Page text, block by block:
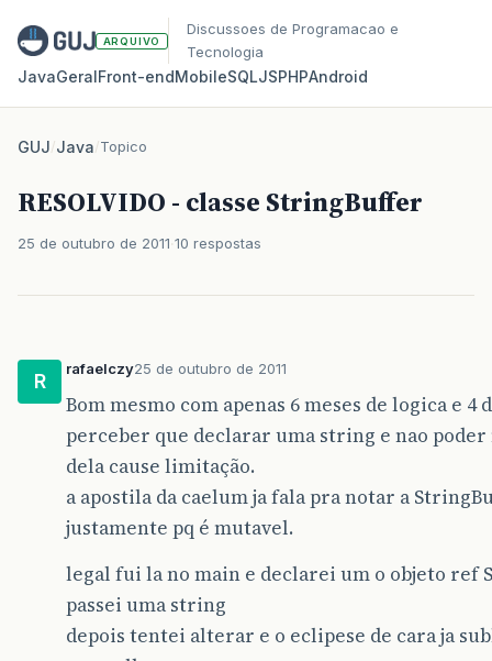
ARQUIVO
Discussoes de Programacao e
Tecnologia
JavaGeralFront‑endMobileSQLJSPHPAndroid
GUJ/Java/Topico
RESOLVIDO - classe StringBuffer
25 de outubro de 2011 10 respostas
R
rafaelczy25 de outubro de 2011
Bom mesmo com apenas 6 meses de logica e 4
perceber que declarar uma string e nao
dela cause limitação.
a apostila da caelum ja fala pra notar a
justamente pq é mutavel.
legal fui la no main e declarei um o objeto ref
passei uma string
depois tentei alterar e o eclipese de cara ja